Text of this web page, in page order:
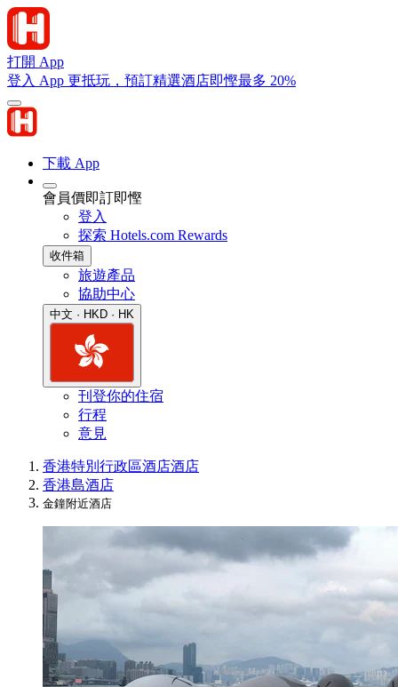
打開 App
登入 App 更抵玩，預訂精選酒店即慳最多 20%
下載 App
會員價即訂即慳
登入
探索 Hotels.com Rewards
收件箱
旅遊產品
協助中心
中文 · HKD · HK
刊登你的住宿
行程
意見
香港特別行政區酒店酒店
香港島酒店
金鐘附近酒店